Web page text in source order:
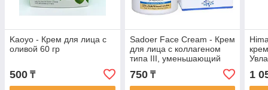
Kaoyo - Крем для лица с
оливой 60 гр
500 ₸
Sadoer Face Cream - Крем
для лица с коллагеном
типа III, уменьшающий
морщины и укрепляющий
кожу 60 гр
750₸
мл
1